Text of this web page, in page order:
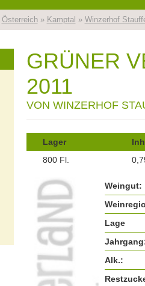
Österreich» Kamptal » Winzerhof
GRÜNER
2011
VON WINZERHOF
Lager
800 Fl.
Weingut:
Lage
Alk.: